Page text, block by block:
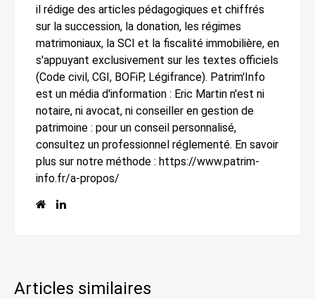
il rédige des articles pédagogiques et chiffrés
sur la succession, la donation, les régimes
matrimoniaux, la SCI et la fiscalité immobilière, en
s'appuyant exclusivement sur les textes officiels
(Code civil, CGI, BOFiP, Légifrance). Patrim'Info
est un média d'information : Eric Martin n'est ni
notaire, ni avocat, ni conseiller en gestion de
patrimoine : pour un conseil personnalisé,
consultez un professionnel réglementé. En savoir
plus sur notre méthode : https://www.patrim-
info.fr/a-propos/
Articles similaires